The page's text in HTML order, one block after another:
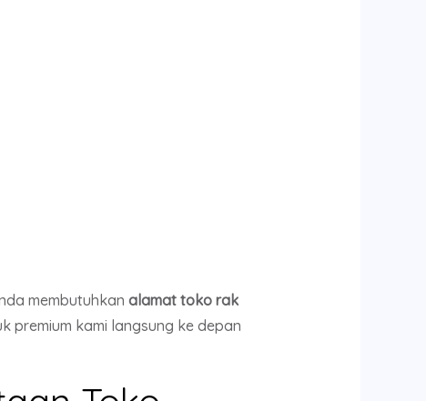
membutuhkan alamat toko rak
premium kami langsung ke depan